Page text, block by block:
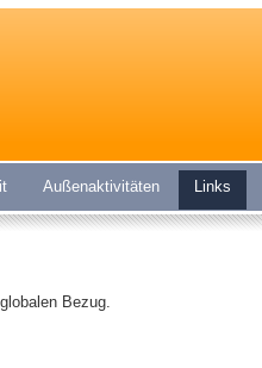
Außenaktivitäten Links
Bezug.